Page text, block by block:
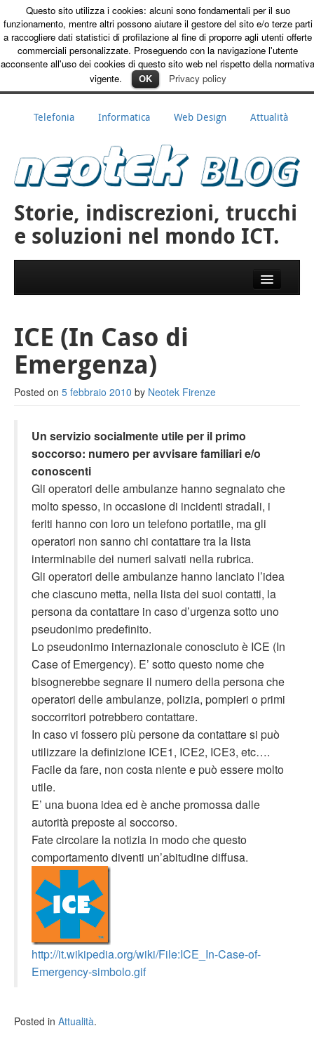
Warning:
opendir(/var/www/vhosts/neotekonline.it/subdomains/blog/httpdocs/wp-
content/mu-plugins): failed to open dir: Permission denied in
/var/www/vhosts/neotekonline.it/subdomains/blog/httpdocs/wp-
on line 562
Telefonia Informatica Web Design Attualità
Storie, indiscrezioni, trucchi
e soluzioni nel mondo ICT.
Lavora con noi
Link utili
Privacy
ICE (In Caso di
Emergenza)
Posted on 5 febbraio 2010 by Neotek Firenze
Un servizio socialmente utile per il primo
soccorso: numero per avvisare familiari e/o
conoscenti
Gli operatori delle ambulanze hanno segnalato che
molto spesso, in occasione di incidenti stradali, i
feriti hanno con loro un telefono portatile, ma gli
operatori non sanno chi contattare tra la lista
interminabile dei numeri salvati nella rubrica.
Gli operatori delle ambulanze hanno lanciato l’idea
che ciascuno metta, nella lista dei suoi contatti, la
persona da contattare in caso d’urgenza sotto uno
pseudonimo predefinito.
Lo pseudonimo internazionale conosciuto è ICE (In
Case of Emergency). E’ sotto questo nome che
bisognerebbe segnare il numero della persona che
operatori delle ambulanze, polizia, pompieri o primi
soccorritori potrebbero contattare.
In caso vi fossero più persone da contattare si può
utilizzare la definizione ICE1, ICE2, ICE3, etc….
Facile da fare, non costa niente e può essere molto
utile.
E’ una buona idea ed è anche promossa dalle
autorità preposte al soccorso.
Fate circolare la notizia in modo che questo
comportamento diventi un’abitudine diffusa.
http://it.wikipedia.org/wiki/File:ICE_In-Case-of-
Emergency-simbolo.gif
Posted in Attualità.
Questo sito utilizza i cookies: alcuni sono fondamentali per il suo
funzionamento, mentre altri possono aiutare il gestore del sito e/o terze parti
a raccogliere dati statistici di profilazione al fine di proporre agli utenti offerte
commerciali personalizzate. Proseguendo con la navigazione l'utente
acconsente all'uso dei cookies di questo sito web nel rispetto della normativa
vigente.
OK Privacy policy